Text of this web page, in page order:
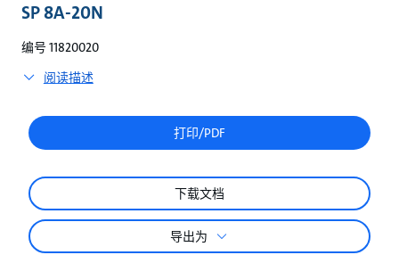
SP 8A-20N
编号 11820020
阅读描述
打印/PDF
下载文档
导出为